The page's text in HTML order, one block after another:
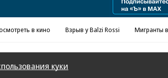
в кино Взрыв у Balzi Rossi Мигранты
куки